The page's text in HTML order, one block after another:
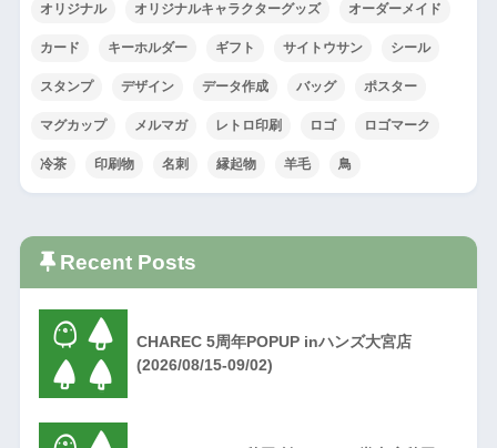
オリジナル オリジナルキャラクターグッズ オーダーメイド
カード キーホルダー ギフト サイトウサン シール
スタンプ デザイン データ作成 バッグ ポスター
マグカップ メルマガ レトロ印刷 ロゴ ロゴマーク
冷茶 印刷物 名刺 縁起物 羊毛 鳥
Recent Posts
CHAREC 5周年POPUP inハンズ大宮店
(2026/08/15-09/02)